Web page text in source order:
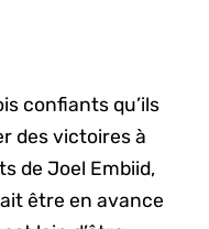
confiants qu’ils
des victoires à
de Joel Embiid,
être en avance